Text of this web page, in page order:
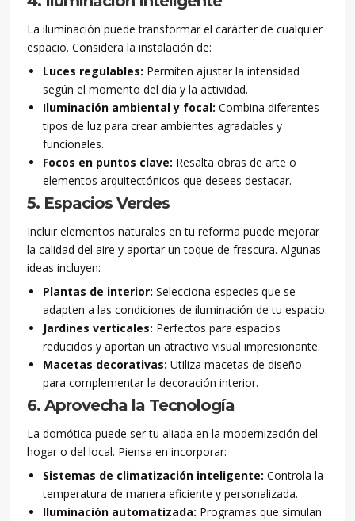
La iluminación puede transformar el carácter de cualquier
espacio. Considera la instalación de:
Luces regulables: Permiten ajustar la intensidad
según el momento del día y la actividad.
Iluminación ambiental y focal: Combina diferentes
tipos de luz para crear ambientes agradables y
funcionales.
Focos en puntos clave: Resalta obras de arte o
elementos arquitectónicos que desees destacar.
5. Espacios Verdes
Incluir elementos naturales en tu reforma puede mejorar
la calidad del aire y aportar un toque de frescura. Algunas
ideas incluyen:
Plantas de interior: Selecciona especies que se
adapten a las condiciones de iluminación de tu espacio.
Jardines verticales: Perfectos para espacios
reducidos y aportan un atractivo visual impresionante.
Macetas decorativas: Utiliza macetas de diseño
para complementar la decoración interior.
6. Aprovecha la Tecnología
La domótica puede ser tu aliada en la modernización del
hogar o del local. Piensa en incorporar:
Sistemas de climatización inteligente: Controla la
temperatura de manera eficiente y personalizada.
Iluminación automatizada: Programas que simulan